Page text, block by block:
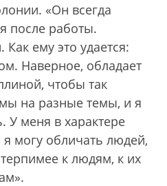
«Он всегда
после работы.
ему это удается:
Наверное, обладает
чтобы так
на разные темы, и я
У меня в характере
я могу обличать людей,
к людям, к их